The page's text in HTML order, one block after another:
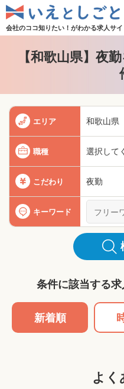
会社のココ知りたい！がわかる求人サイ
【和歌山県】夜
エリア 和歌山県
職種 選択して
こだわり 夜勤
キーワード
条件に該当する求
新着順
よく